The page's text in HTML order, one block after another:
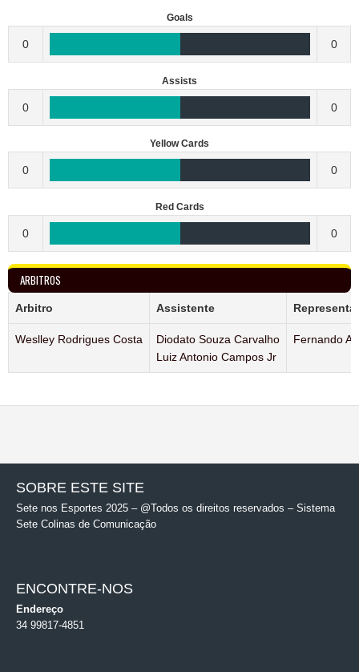
Goals
0 0
Assists
0 0
Yellow Cards
0 0
Red Cards
0 0
ARBITROS
Arbitro Assistente
Weslley Rodrigues Costa
Diodato Souza Carvalho
Luiz Antonio Campos Jr
Fernando
SOBRE ESTE SITE
Sete nos Esportes 2025 – @Todos os direitos reservados – Sistema
Sete Colinas de Comunicação
ENCONTRE-NOS
Endereço
34 99817-4851